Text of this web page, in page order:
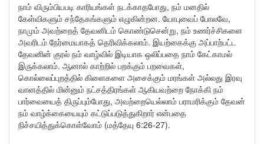
நாம் விரும்பியபடி காரியங்கள் நடக்காதபோது, நம் மனதில்
கேள்விகளும் சந்தேகங்களும் எழுகின்றன. யோபுவைப் போலவே,
நாமும் அவற்றைத் தேவனிடம் கொண்டுசென்று, நம் உணர்ச்சிகளை
அவரிடம் நேர்மையாகத் தெரிவிக்கலாம். இயற்கைக்கு அப்பாற்பட்ட
தேவனின் குரல் நம் வாழ்வில் இடியாக ஒலிப்பதை நாம் கேட்காமல்
இருக்கலாம். ஆனால் காற்றில் பறக்கும் பறவைகள்,
கொல்லைப்புறத்தில் கிளைகளை அசைக்கும் மரங்கள் அல்லது இரவு
வானத்தில் மின்னும் நட்சத்திரங்கள் ஆகியவற்றை நோக்கி நம்
பார்வையைத் திருப்பும்போது, அவற்றையெல்லாம் பராமரிக்கும் தேவன்
நம் வாழ்க்கையையும் கட்டுப்படுத்துகிறார் என்பதை
நிச்சயித்துக்கொள்வோம் (மத்தேயு 6:26-27).